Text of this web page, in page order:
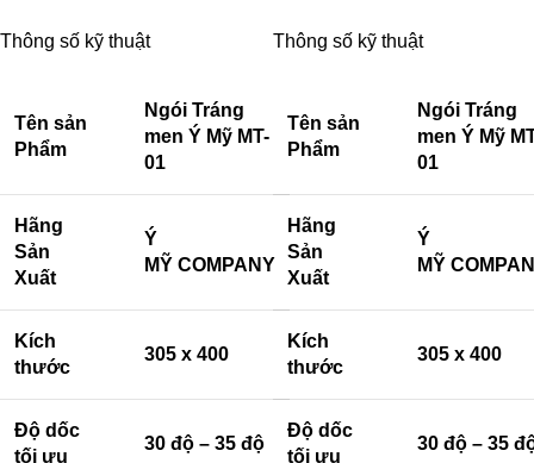
Thông số kỹ thuật
Tên sản
Phẩm
Ngói Tráng
men Ý Mỹ MT-
01
Hãng
Sản
Xuất
Ý
MỸ COMPANY
Kích
thước
305 x 400
Độ dốc
tối ưu
30 độ – 35 độ
Thông số kỹ thuật
Tên sản
Phẩm
Ngói Tráng
men Ý Mỹ
01
Hãng
Sản
Xuất
Ý
MỸ
Kích
thước
305 x 400
Độ dốc
tối ưu
30 độ – 35